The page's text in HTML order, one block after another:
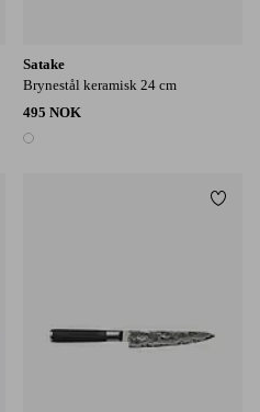
Satake
Brynestål keramisk 24 cm
495 NOK
1 farge
til favoritter